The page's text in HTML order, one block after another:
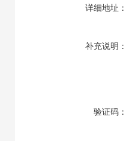
详细地址：
补充说明：
验证码：